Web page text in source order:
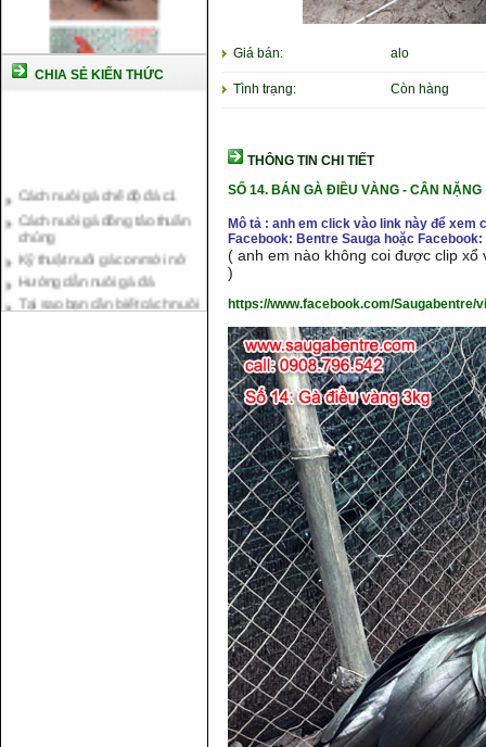
CHIA SẺ KIẾN THỨC
Cách nuôi gà đông tảo thuần
chủng
Kỹ thuật nuôi gà con mới nở
Hướng dẫn nuôi gà đá
Tại sao bạn cần biết cách nuôi
gà chọi ?
Giá bán: alo
Tình trạng: Còn hàng
THÔNG TIN CHI TIẾT
SỐ 14.BÁN GÀ ĐIỀU VÀNG - CÂN NẶNG
Mô tả : anh em click vào link này để
Facebook: Bentre Sauga hoặc Facebook:
( anh em nào không coi được clip xổ
)
https://www.facebook.com/Saugabentre/